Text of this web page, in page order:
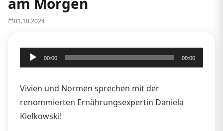
01.10.2024
Audio-
Player
00:00 00:00
Vivien und Normen sprechen mit der
renommierten Ernährungsexpertin Daniela
Kielkowski!